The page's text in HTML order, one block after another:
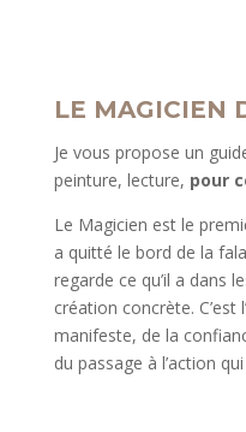
LE MAGICIEN
Je vous propose un
peinture, lecture, pour
Le Magicien est le
a quitté le bord de la
regarde ce qu’il a dans
création concrète. C’est
manifeste, de la
du passage à l’action